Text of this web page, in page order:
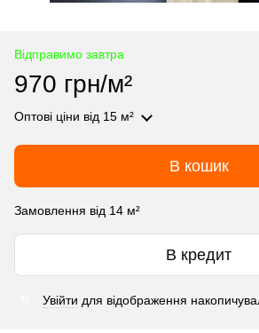
Відправимо завтра
970 грн/м²
Оптові ціни від 15 м²
В кошик
Замовлення від 14 м²
В кредит
Увійти для відображення